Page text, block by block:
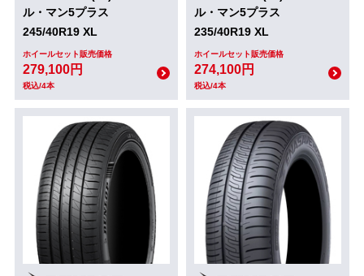
ル・マン5プラス
245/40R19 XL
ホイールセット販売価格
279,100円
税込/4本
ル・マン5プラス
235/40R19 XL
ホイールセット販売価格
274,100円
税込/4本